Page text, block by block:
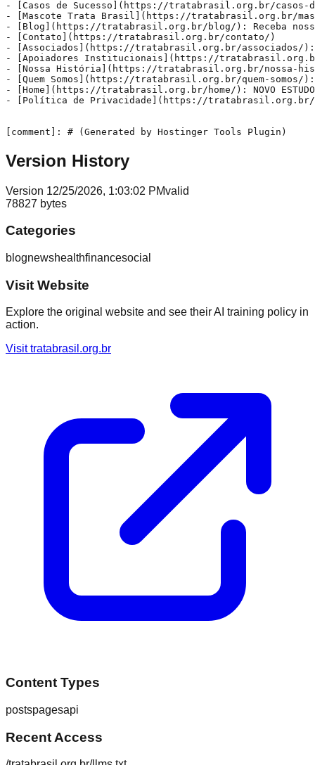
Version History
Version 12/25/2026, 1:03:02 PMvalid
78827 bytes
Categories
blognewshealthfinancesocial
Visit Website
Explore the original website and see their AI training policy in
action.
Visittratabrasil.org.br
Content Types
postspagesapi
Recent Access